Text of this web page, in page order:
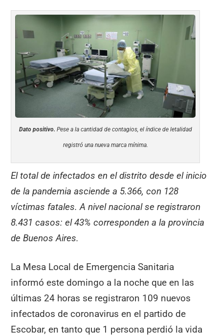
Dato positivo. Pese a la cantidad de contagios, el índice de letalidad
registró una nueva marca mínima.
El total de infectados en el distrito desde el inicio
de la pandemia asciende a 5.366, con 128
víctimas fatales. A nivel nacional se registraron
8.431 casos: el 43% corresponden a la provincia
de Buenos Aires.
La Mesa Local de Emergencia Sanitaria
informó este domingo a la noche que en las
últimas 24 horas se registraron 109 nuevos
infectados de coronavirus en el partido de
Escobar, en tanto que 1 persona perdió la vida